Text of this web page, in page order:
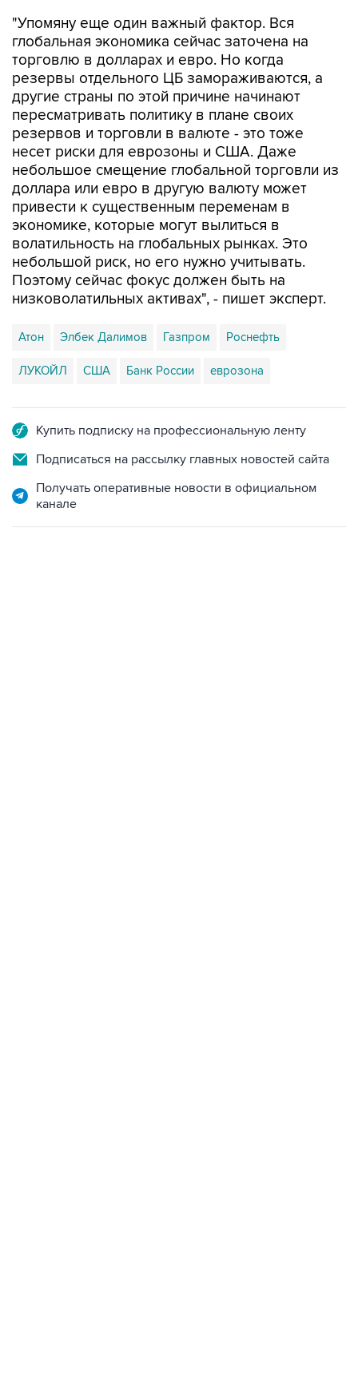
"Упомяну еще один важный фактор. Вся
глобальная экономика сейчас заточена на
торговлю в долларах и евро. Но когда
резервы отдельного ЦБ замораживаются, а
другие страны по этой причине начинают
пересматривать политику в плане своих
резервов и торговли в валюте - это тоже
несет риски для еврозоны и США. Даже
небольшое смещение глобальной торговли из
доллара или евро в другую валюту может
привести к существенным переменам в
экономике, которые могут вылиться в
волатильность на глобальных рынках. Это
небольшой риск, но его нужно учитывать.
Поэтому сейчас фокус должен быть на
низковолатильных активах", - пишет эксперт.
Атон Элбек Далимов Газпром Роснефть
ЛУКОЙЛ США Банк России еврозона
Купить подписку на профессиональную ленту
Подписаться на рассылку главных новостей сайта
Получать оперативные новости в официальном
канале